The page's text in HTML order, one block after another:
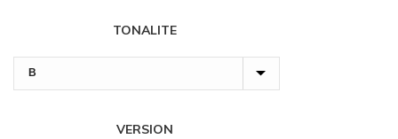
TONALITE
VERSION